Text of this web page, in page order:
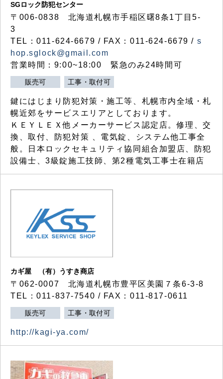
SGロック防犯センター
〒006-0838 北海道札幌市手稲区曙8条1丁目5-
3
TEL：011-624-6679 / FAX：011-624-6679 / s
hop.sglock@gmail.com
営業時間：9:00~18:00 緊急のみ24時間可
販売可 工事・取付可
鍵にはじまり防犯対策・施工等、札幌市内全域・札
幌近郊をサービスエリアとしております。
ＫＥＹＬＥＸ他メーカーサービス認定店。修理、交
換、取付、防犯対策 、電気錠、システム他工事全
般。日本ロックセキュリティ協同組合加盟店、防犯
設備士、3級錠施工技師、第2種電気工事士在籍店
カギ屋 （有）うすき商店
〒062-0007 北海道札幌市豊平区美園７条6-3-8
TEL：011-837-7540 / FAX：011-817-0611
販売可 工事・取付可
http://kagi-ya.com/